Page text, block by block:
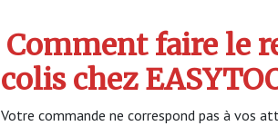
Comment faire le
colis chez
Votre commande ne correspond pas à vos